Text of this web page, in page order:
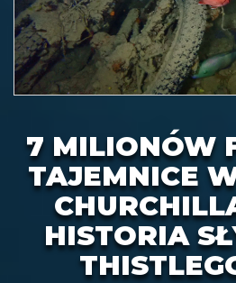
7 MILIONÓW
TAJEMNICE
HISTORIA